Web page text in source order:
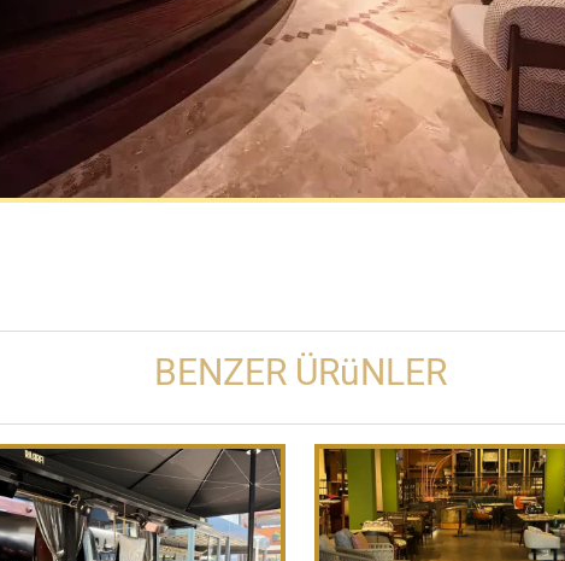
BENZER ÜRüNLER